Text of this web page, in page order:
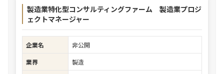
製造業特化型コンサルティングファーム 製造業プロジ
ェクトマネージャー
企業名
非公開
業界
製造